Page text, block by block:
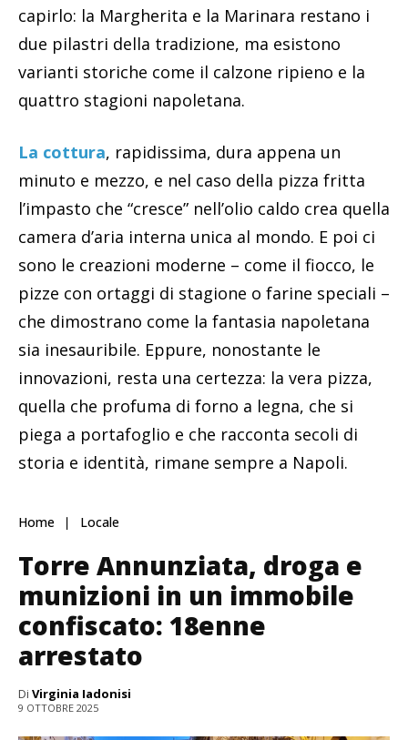
capirlo: la Margherita e la Marinara restano i
due pilastri della tradizione, ma esistono
varianti storiche come il calzone ripieno e la
quattro stagioni napoletana.
La cottura, rapidissima, dura appena un
minuto e mezzo, e nel caso della pizza fritta
l’impasto che “cresce” nell’olio caldo crea quella
camera d’aria interna unica al mondo. E poi ci
sono le creazioni moderne – come il fiocco, le
pizze con ortaggi di stagione o farine speciali –
che dimostrano come la fantasia napoletana
sia inesauribile. Eppure, nonostante le
innovazioni, resta una certezza: la vera pizza,
quella che profuma di forno a legna, che si
piega a portafoglio e che racconta secoli di
storia e identità, rimane sempre a Napoli.
Home Locale
Torre Annunziata, droga e
munizioni in un immobile
confiscato: 18enne
arrestato
Di Virginia Iadonisi
9 OTTOBRE 2025